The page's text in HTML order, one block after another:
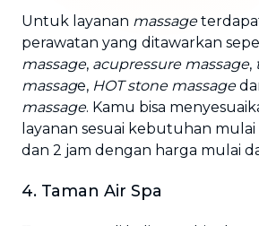
Untuk layanan massage
perawatan yang ditawarkan
massage, acupressure massage,
massage, HOT stone massage
massage. Kamu bisa
layanan sesuai kebutuhan mulai
dan 2 jam dengan harga mulai
4. Taman Air Spa